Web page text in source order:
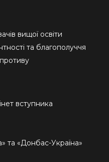
вищої освіти
та благополуччя
вступника
та «Донбас-Україна»